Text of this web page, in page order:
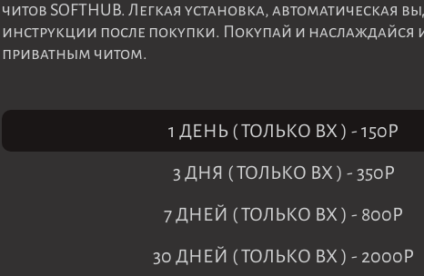
читов SOFTHUB. Легкая установка, автоматическая
инструкции после покупки. Покупай и наслаждайся
приватным читом.
1 ДЕНЬ ( ТОЛЬКО ВХ ) - 150Р
3 ДНЯ ( ТОЛЬКО ВХ ) - 350Р
7 ДНЕЙ ( ТОЛЬКО ВХ ) - 800Р
30 ДНЕЙ ( ТОЛЬКО ВХ ) - 2000Р